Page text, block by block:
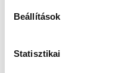
Beállítások
Statisztikai